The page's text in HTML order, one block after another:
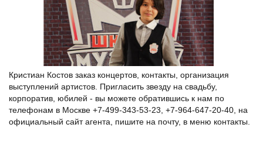
Кристиан Костов заказ концертов, контакты, организация
выступлений артистов. Пригласить звезду на свадьбу,
корпоратив, юбилей - вы можете обратившись к нам по
телефонам в Москве +7-499-343-53-23, +7-964-647-20-40, на
официальный сайт агента, пишите на почту, в меню контакты.